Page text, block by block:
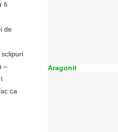
fi
–
ca
Aragonit